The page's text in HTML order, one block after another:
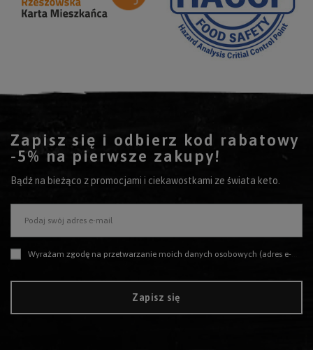
Zapisz się i odbierz kod rabatowy
-5% na pierwsze zakupy!
Bądź na bieżąco z promocjami i ciekawostkami ze świata keto.
Podaj swój adres e-mail
Wyrażam zgodę na przetwarzanie moich danych osobowych (adres e-mail) na potrzeby wysyłki newslettera z informacją handlową (marketing). Więcej w
Zapisz się